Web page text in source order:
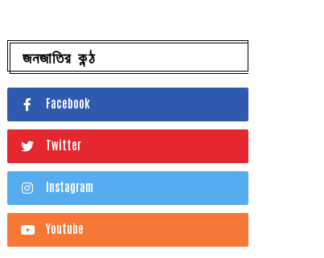
জনজাতির কন্ঠ
Facebook
Twitter
Instagram
Youtube